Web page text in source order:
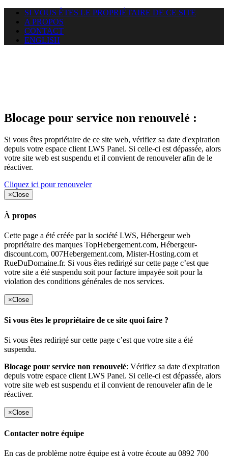
SI VOUS ÊTES LE PROPRIÉTAIRE DE CE SITE
A PROPOS
CONTACT
ENGLISH
Blocage pour service non renouvelé :
Si vous êtes propriétaire de ce site web, vérifiez sa date d'expiration
depuis votre espace client LWS Panel. Si celle-ci est dépassée, alors
votre site web est suspendu et il convient de renouveler afin de le
réactiver.
Cliquez ici pour renouveler
×Close
À propos
Cette page a été créée par la société LWS, Hébergeur web
propriétaire des marques TopHebergement.com, Hébergeur-
discount.com, 007Hebergement.com, Mister-Hosting.com et
RueDuDomaine.fr. Si vous êtes redirigé sur cette page c’est que
votre site a été suspendu soit pour facture impayée soit pour la
violation des conditions générales de nos services.
×Close
Si vous êtes le propriétaire de ce site quoi faire ?
Si vous êtes redirigé sur cette page c’est que votre site a été
suspendu.
Blocage pour service non renouvelé: Vérifiez sa date d'expiration
depuis votre espace client LWS Panel. Si celle-ci est dépassée, alors
votre site web est suspendu et il convient de renouveler afin de le
réactiver.
×Close
Contacter notre équipe
En cas de problème notre équipe est à votre écoute au 0892 700